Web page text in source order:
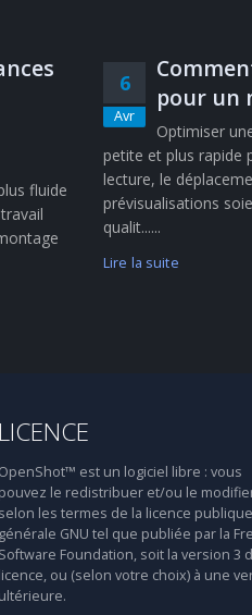
fluide
6
Avr
pour un
Optimiser
petite et plus rapide
lecture, le
prévisualisations
qualit......
Lire la suite
LICENCE
OpenShot™ est un logiciel libre : vous
pouvez le redistribuer et/ou le
selon les termes de la licence publique
générale GNU tel que publiée par la
Software Foundation, soit la version 3
licence, ou (selon votre choix) à une
ultérieure.